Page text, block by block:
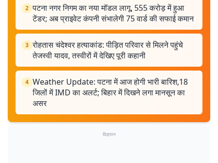
2 पटना नगर निगम का नया मॉडल लागू, 555 करोड़ में हुआ
टेंडर; अब प्राइवेट कंपनी संभालेगी 75 वार्ड की सफाई कमान
3 रोहतास चंदेश्वर हत्याकांड: पीड़ित परिवार से मिलने पहुंचे
तेजस्वी यादव, तस्वीरों में देखिए पूरी कहानी
4 Weather Update: पटना में आज होगी भारी बारिश,18
जिलों में IMD का अलर्ट; बिहार में दिखने लगा मानसून का
असर
विज्ञापन